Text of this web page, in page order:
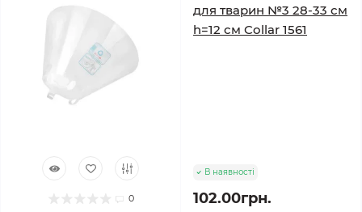
0
для тварин №3 28-33 см
h=12 см Collar 1561
В наявності
102.00грн.